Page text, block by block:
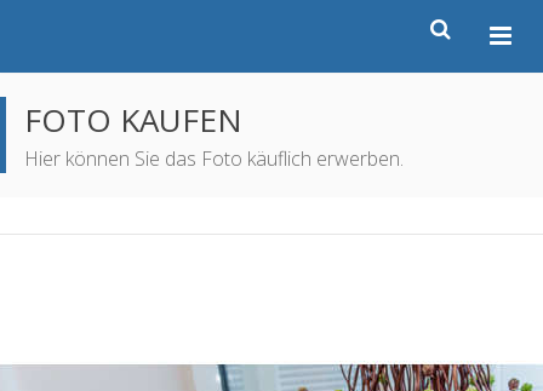
FOTO KAUFEN
Hier können Sie das Foto käuflich erwerben.